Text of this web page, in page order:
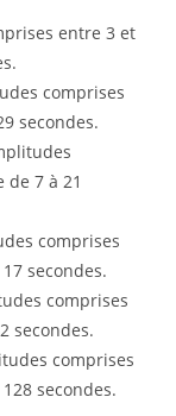
entre 3 et
comprises
secondes.
de 7 à 21
comprises
secondes.
comprises
secondes.
comprises
secondes.